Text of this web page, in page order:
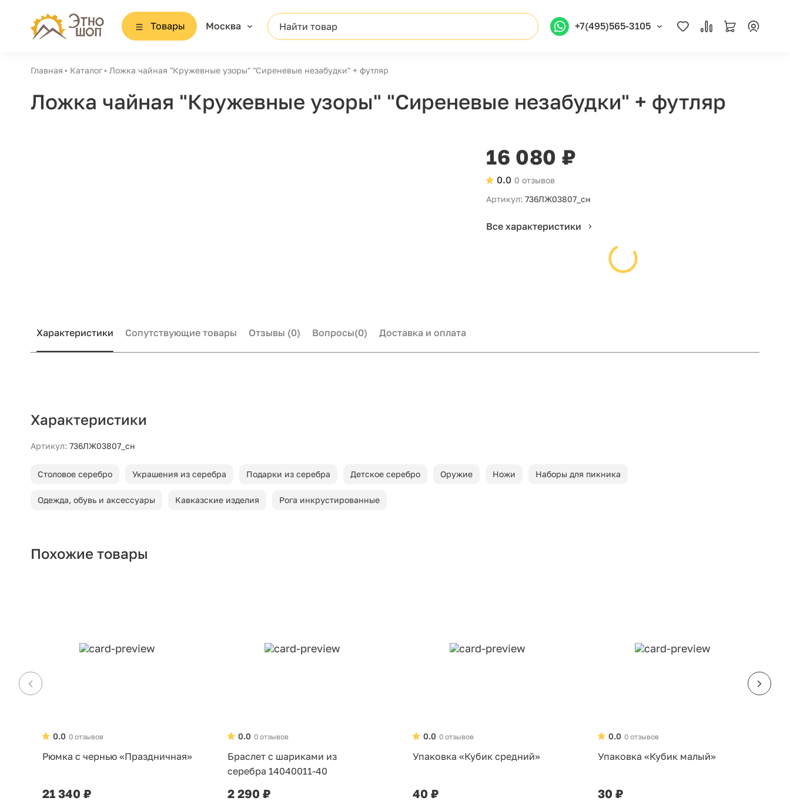
Товары Москва Найти товар +7(495)565-3105
Главная Каталог Ложка чайная "Кружевные узоры" "Сиреневые незабудки" + футляр
Ложка чайная "Кружевные узоры" "Сиреневые незабудки" + футляр
16 080 ₽
0 отзывов
0.0
Артикул: 736ЛЖ03807_сн
Все характеристики
Характеристики Сопутствующие товары Отзывы (0) Вопросы(0) Доставка и оплата
Характеристики
Артикул: 736ЛЖ03807_сн
Столовое серебро Украшения из серебра Подарки из серебра Детское серебро Оружие Ножи Наборы для пикника
Одежда, обувь и аксессуары Кавказские изделия Рога инкрустированные
Похожие товары
0 отзывов
0.0
Рюмка с чернью «Праздничная»
21 340 ₽
0 отзывов
0.0
Браслет с шариками из
серебра 14040011-40
2 290 ₽
0 отзывов
0.0
Упаковка «Кубик средний»
40 ₽
0 отзывов
0.0
Упаковка «Кубик малый»
30 ₽